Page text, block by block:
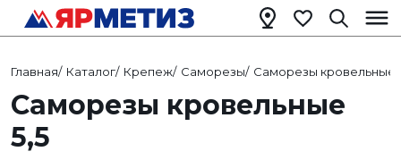
Главная/ Каталог/ Крепеж/ Саморезы/ Саморезы кровельные
Саморезы кровельные
5,5